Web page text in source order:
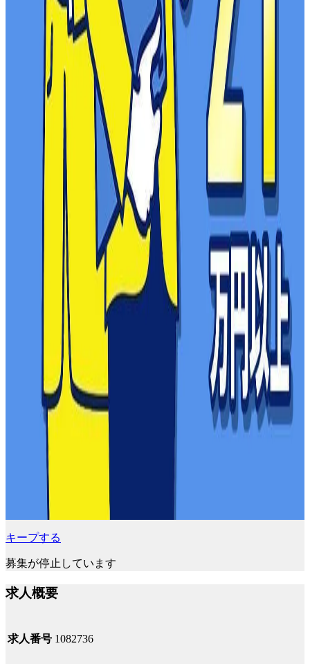
キープする
募集が停止しています
求人概要
求人番号 1082736